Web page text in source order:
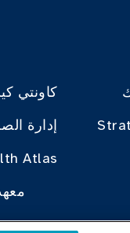
كاونتي
إدارة
Atlas